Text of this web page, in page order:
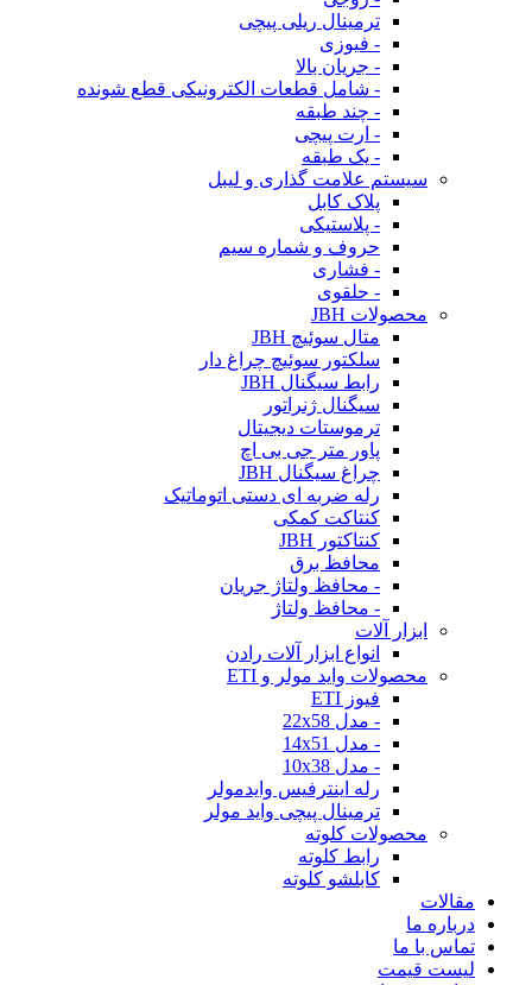
ترمینال ریلی پیچی
- فیوزی
- جریان بالا
- شامل قطعات الکترونیکی قطع شونده
- چند طبقه
- ارت پیچی
- یک طبقه
سیستم علامت گذاری و لیبل
پلاک کابل
- پلاستیکی
حروف و شماره سیم
- فشاری
- حلقوی
محصولات JBH
متال سوئیچ JBH
سلکتور سوئیچ چراغ دار
رابط سیگنال JBH
سیگنال ژنراتور
ترموستات دیجیتال
پاور متر جی بی اچ
چراغ سیگنال JBH
رله ضربه ای دستی اتوماتیک
کنتاکت کمکی
کنتاکتور JBH
محافظ برق
- محافظ ولتاژ جریان
- محافظ ولتاژ
ابزار آلات
انواع ابزار آلات رادن
محصولات واید مولر و ETI
فیوز ETI
- مدل 22x58
- مدل 14x51
- مدل 10x38
رله اینترفیس وایدمولر
ترمینال پیچی واید مولر
محصولات کلوته
رابط کلوته
کابلشو کلوته
مقالات
درباره ما
تماس با ما
لیست قیمت